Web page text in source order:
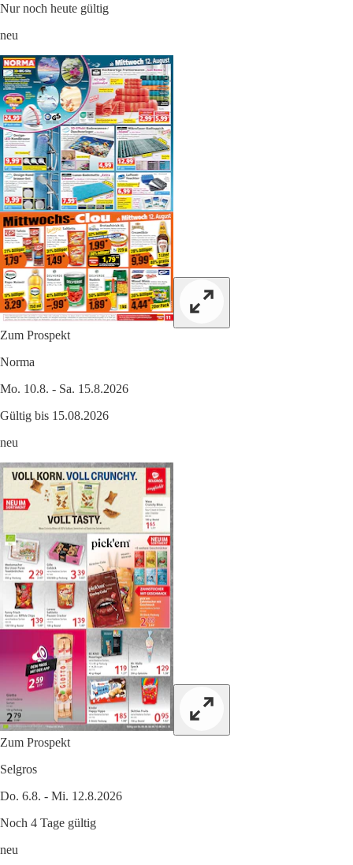
Nur noch heute gültig
neu
Zum Prospekt
Norma
Mo. 10.8. - Sa. 15.8.2026
Gültig bis 15.08.2026
neu
Zum Prospekt
Selgros
Do. 6.8. - Mi. 12.8.2026
Noch 4 Tage gültig
neu